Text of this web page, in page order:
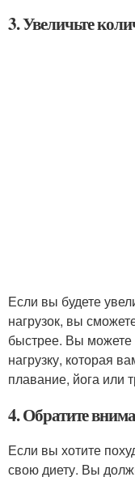
3. Увеличьте
Если вы будете
нагрузок, вы
быстрее. Вы
нагрузку, которая
плавание, йога или
4. Обратите
Если вы хотите
свою диету. Вы